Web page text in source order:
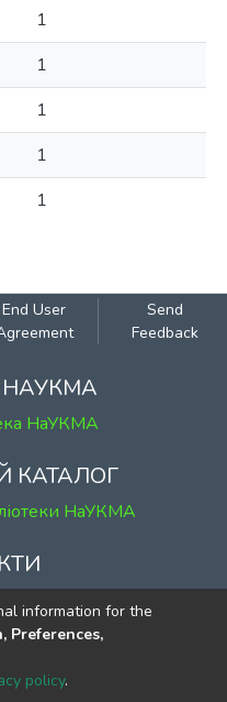
1
1
1
1
1
End User
Send
Feedback
НАУКМА
НаУКМА
КАТАЛОГ
НаУКМА
Сковороди, 2
69-31
information for the
Preferences,
policy.